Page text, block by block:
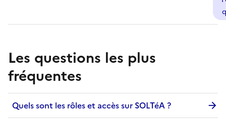
Les questions les plus
fréquentes
Quels sont les rôles et accès sur SOLTéA ?